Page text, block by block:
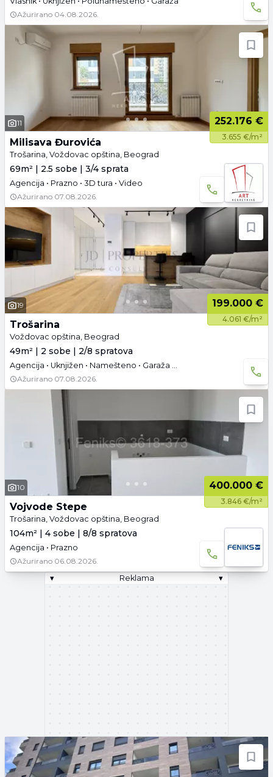
Ažurirano 04.08.2026.
11 252.176 €
3.655 €/m²
Milisava Đurovića
Trošarina, Voždovac opština, Beograd
69m² | 2.5 sobe | 3/4 sprata
Agencija • Prazno • 3D tura • Video
Ažurirano 07.08.2026.
19 199.000 €
4.061 €/m²
Trošarina
Voždovac opština, Beograd
49m² | 2 sobe | 2/8 spratova
Agencija • Uknjižen • Namešteno • Garaža i parking
Ažurirano 07.08.2026.
10 400.000 €
3.846 €/m²
Vojvode Stepe
Trošarina, Voždovac opština, Beograd
104m² | 4 sobe | 8/8 spratova
Agencija • Prazno
Ažurirano 06.08.2026.
▾
Reklama ▾